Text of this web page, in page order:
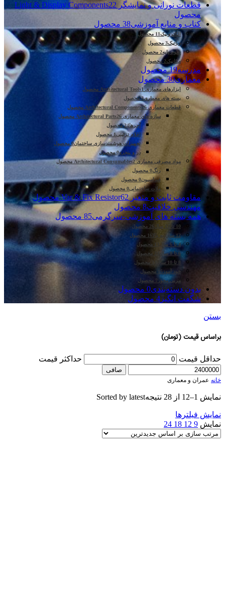
قطعات نورانی و نمایشگر Light & Display Components 22
محصول
کتاب و منابع آموزشی38 محصول
الکترونیک11 محصول
رباتیک3 محصول
علوم پایه2 محصول
مکانیک2 محصول
مدرسه19 محصول
معماری30 محصول
ابزارهای معماری Architectural Tools1 محصول
بسته های معماری3 محصول
قطعات معماری Architectural Components26 محصول
سازه های معماری Architectural Parts26 محصول
آجرها24 محصول
اقلام تزئینی1 محصول
تجهیزات هوشمندسازی ساختمان0 محصول
در و پنجره0 محصول
مواد مصرفی معماری Architectural Consumables2 محصول
رنگ0 محصول
فنداسیون0 محصول
ملات ساختمانی0 محصول
مقاومت ثابت و متغیر Var & Fix Resistor62 محصول
مهندسی خلاقیت8 محصول
همه بسته های آموزشی-سرگرمی85 محصول
10 تا 12 سال
26 محصول
12 سال به بالا
16 محصول
4 تا 6 سال
13 محصول
6 تا 8 سال
8 تا 10 سال
33 محصول
خود آموز15 محصول
مربی محور 7 محصول
بدون دسته‌بندی0 محصول
شگفت انگیز 4 محصول
بستن
براساس قیمت (تومان)
حداقل قیمت حداكثر قيمت
صافی
خانه عمران و معماری
نمایش 1–12 از 28 نتیجه Sorted by latest
نمایش فیلترها
نمایش 9
12
18
24